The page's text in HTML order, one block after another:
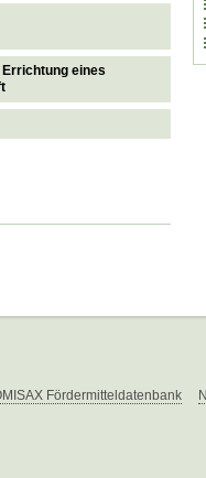
eines
Fördermitteldatenbank